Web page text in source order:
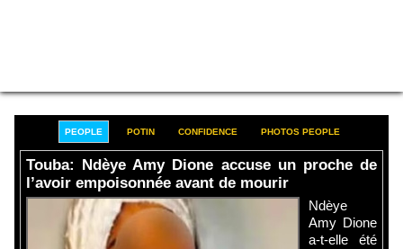
PEOPLE POTIN CONFIDENCE PHOTOS PEOPLE
Touba: Ndèye Amy Dione accuse un proche de
l’avoir empoisonnée avant de mourir
Ndèye
Amy Dione
a-t-elle été